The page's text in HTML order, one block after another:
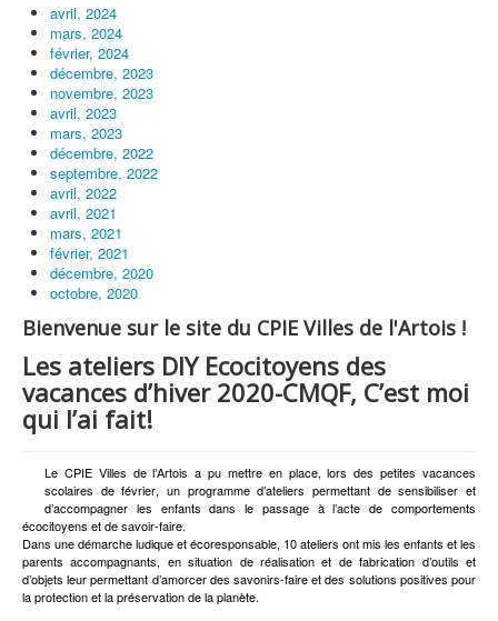
avril, 2024
mars, 2024
février, 2024
décembre, 2023
novembre, 2023
avril, 2023
mars, 2023
décembre, 2022
septembre, 2022
avril, 2022
avril, 2021
mars, 2021
février, 2021
décembre, 2020
octobre, 2020
Bienvenue sur le site du CPIE Villes de l'Artois !
Les ateliers DIY Ecocitoyens des
vacances d’hiver 2020-CMQF, C’est moi
qui l’ai fait!
Le CPIE Villes de l’Artois a pu mettre en place, lors des petites vacances
scolaires de février, un programme d’ateliers permettant de sensibiliser et
d’accompagner les enfants dans le passage à l’acte de comportements
écocitoyens et de savoir-faire.
Dans une démarche ludique et écoresponsable, 10 ateliers ont mis les enfants et les
parents accompagnants, en situation de réalisation et de fabrication d’outils et
d’objets leur permettant d’amorcer des savonirs-faire et des solutions positives pour
la protection et la préservation de la planète.